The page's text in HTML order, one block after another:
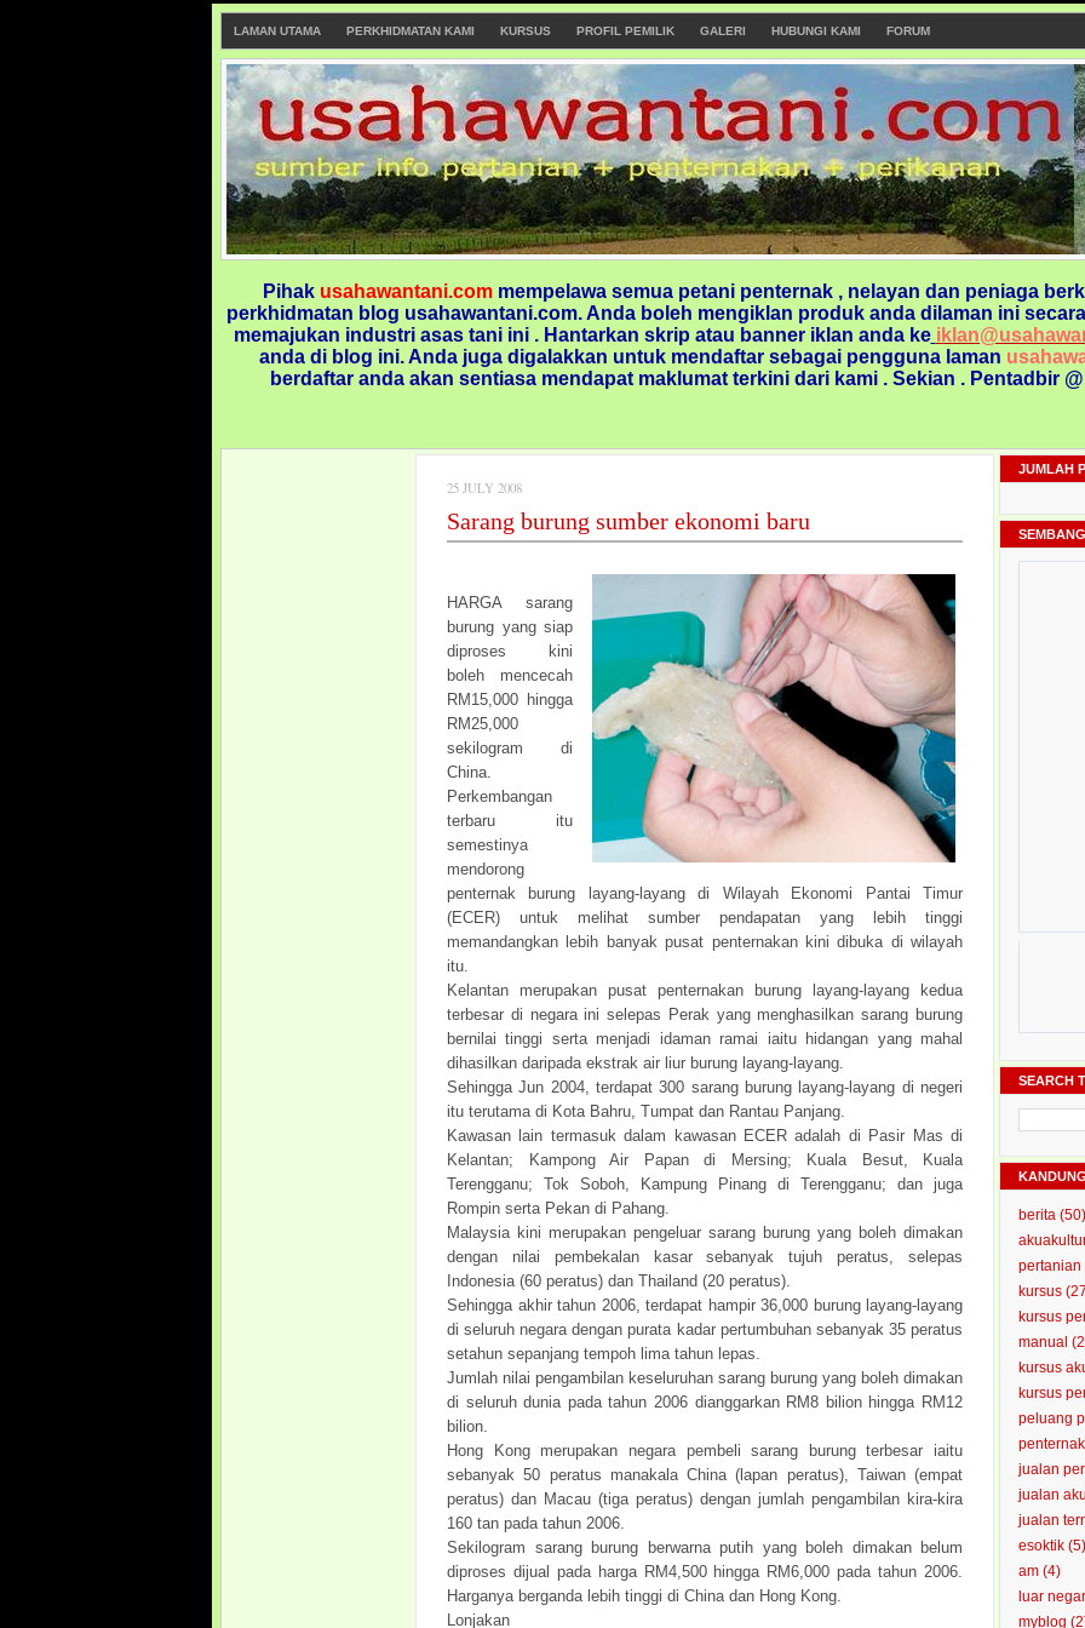
LAMAN UTAMA PERKHIDMATAN KAMI KURSUS PROFIL PEMILIK GALERI HUBUNGI KAMI FORUM
Pihak usahawantani.com mempelawa semua petani penternak , nelayan dan peniaga
perkhidmatan blog usahawantani.com. Anda boleh mengiklan produk anda dilaman ini
memajukan industri asas tani ini . Hantarkan skrip atau banner iklan anda ke
anda di blog ini.Anda juga digalakkan untuk mendaftar sebagai pengguna laman
berdaftar anda akan sentiasa mendapat maklumat terkini dari kami . Sekian . Pentadbir
25 JULY 2008
Sarang burung sumber ekonomi baru
HARGA sarang
burung yang siap
diproses kini
boleh mencecah
RM15,000 hingga
RM25,000
sekilogram di
China.
Perkembangan
terbaru itu
semestinya
mendorong
penternak burung layang-layang di Wilayah Ekonomi Pantai Timur
(ECER) untuk melihat sumber pendapatan yang lebih tinggi
memandangkan lebih banyak pusat penternakan kini dibuka di wilayah
itu.
Kelantan merupakan pusat penternakan burung layang-layang kedua
terbesar di negara ini selepas Perak yang menghasilkan sarang burung
bernilai tinggi serta menjadi idaman ramai iaitu hidangan yang mahal
dihasilkan daripada ekstrak air liur burung layang-layang.
Sehingga Jun 2004, terdapat 300 sarang burung layang-layang di negeri
itu terutama di Kota Bahru, Tumpat dan Rantau Panjang.
Kawasan lain termasuk dalam kawasan ECER adalah di Pasir Mas di
Kelantan; Kampong Air Papan di Mersing; Kuala Besut, Kuala
Terengganu; Tok Soboh, Kampung Pinang di Terengganu; dan juga
Rompin serta Pekan di Pahang.
Malaysia kini merupakan pengeluar sarang burung yang boleh dimakan
dengan nilai pembekalan kasar sebanyak tujuh peratus, selepas
Indonesia (60 peratus) dan Thailand (20 peratus).
Sehingga akhir tahun 2006, terdapat hampir 36,000 burung layang-layang
di seluruh negara dengan purata kadar pertumbuhan sebanyak 35 peratus
setahun sepanjang tempoh lima tahun lepas.
Jumlah nilai pengambilan keseluruhan sarang burung yang boleh dimakan
di seluruh dunia pada tahun 2006 dianggarkan RM8 bilion hingga RM12
bilion.
Hong Kong merupakan negara pembeli sarang burung terbesar iaitu
sebanyak 50 peratus manakala China (lapan peratus), Taiwan (empat
peratus) dan Macau (tiga peratus) dengan jumlah pengambilan kira-kira
160 tan pada tahun 2006.
Sekilogram sarang burung berwarna putih yang boleh dimakan belum
diproses dijual pada harga RM4,500 hingga RM6,000 pada tahun 2006.
Harganya berganda lebih tinggi di China dan Hong Kong.
Lonjakan
JUMLAH
SEARCH
berita (50)
pertanian
kursus
kursus
manual
kursus
kursus
peluang
jualan
jualan
jualan
esoktik (5)
am (4)
luar
myblog